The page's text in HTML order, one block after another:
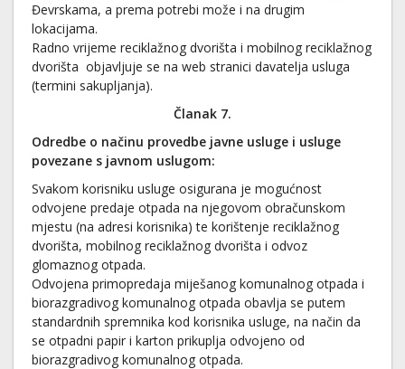
Đevrskama, a prema potrebi može i na drugim
lokacijama.
Radno vrijeme reciklažnog dvorišta i mobilnog reciklažnog
dvorišta objavljuje se na web stranici davatelja usluga
(termini sakupljanja).
Članak 7.
Odredbe o načinu provedbe javne usluge i usluge
povezane s javnom uslugom:
Svakom korisniku usluge osigurana je mogućnost
odvojene predaje otpada na njegovom obračunskom
mjestu (na adresi korisnika) te korištenje reciklažnog
dvorišta, mobilnog reciklažnog dvorišta i odvoz
glomaznog otpada.
Odvojena primopredaja miješanog komunalnog otpada i
biorazgradivog komunalnog otpada obavlja se putem
standardnih spremnika kod korisnika usluge, na način da
se otpadni papir i karton prikuplja odvojeno od
biorazgradivog komunalnog otpada.